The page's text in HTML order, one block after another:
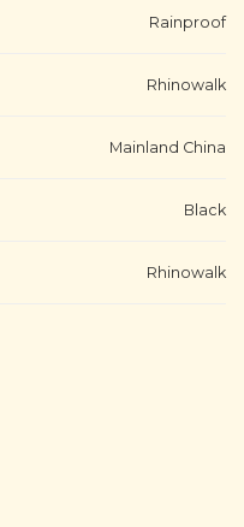
Rainproof
Rhinowalk
Mainland China
Black
Rhinowalk